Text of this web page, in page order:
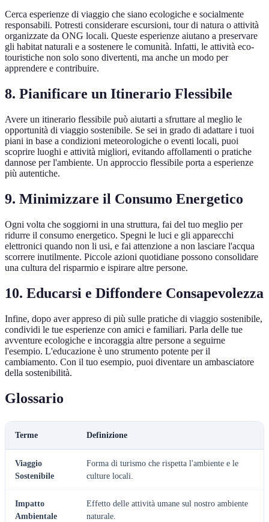
Cerca esperienze di viaggio che siano ecologiche e socialmente
responsabili. Potresti considerare escursioni, tour di natura o attività
organizzate da ONG locali. Queste esperienze aiutano a preservare
gli habitat naturali e a sostenere le comunità. Infatti, le attività eco-
touristiche non solo sono divertenti, ma anche un modo per
apprendere e contribuire.
8. Pianificare un Itinerario Flessibile
Avere un itinerario flessibile può aiutarti a sfruttare al meglio le
opportunità di viaggio sostenibile. Se sei in grado di adattare i tuoi
piani in base a condizioni meteorologiche o eventi locali, puoi
scoprire luoghi e attività migliori, evitando affollamenti o pratiche
dannose per l'ambiente. Un approccio flessibile porta a esperienze
più autentiche.
9. Minimizzare il Consumo Energetico
Ogni volta che soggiorni in una struttura, fai del tuo meglio per
ridurre il consumo energetico. Spegni le luci e gli apparecchi
elettronici quando non li usi, e fai attenzione a non lasciare l'acqua
scorrere inutilmente. Piccole azioni quotidiane possono consolidare
una cultura del risparmio e ispirare altre persone.
10. Educarsi e Diffondere Consapevolezza
Infine, dopo aver appreso di più sulle pratiche di viaggio sostenibile,
condividi le tue esperienze con amici e familiari. Parla delle tue
avventure ecologiche e incoraggia altre persone a seguirne
l'esempio. L'educazione è uno strumento potente per il
cambiamento. Con il tuo esempio, puoi diventare un ambasciatore
della sostenibilità.
Glossario
Terme Definizione
Viaggio
Sostenibile
Forma di turismo che rispetta l'ambiente e le
culture locali.
Impatto
Ambientale
Effetto delle attività umane sul nostro ambiente
naturale.